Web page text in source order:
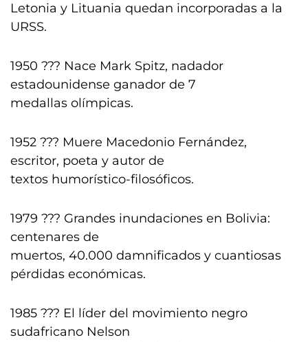
Letonia y Lituania quedan incorporadas a la
URSS.
1950 ??? Nace Mark Spitz, nadador
estadounidense ganador de 7
medallas olímpicas.
1952 ??? Muere Macedonio Fernández,
escritor, poeta y autor de
textos humorístico-filosóficos.
1979 ??? Grandes inundaciones en Bolivia:
centenares de
muertos, 40.000 damnificados y cuantiosas
pérdidas económicas.
1985 ??? El líder del movimiento negro
sudafricano Nelson